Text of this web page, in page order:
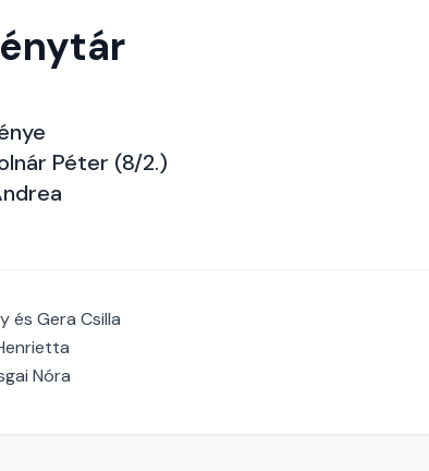
Péter (8/2.)
és Gera Csilla
Nóra